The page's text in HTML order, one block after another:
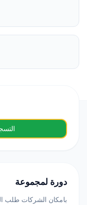
دورة لمجموعة
بامكان الشركات طلب